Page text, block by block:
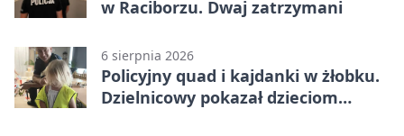
w Raciborzu. Dwaj zatrzymani
6 sierpnia 2026
Policyjny quad i kajdanki w żłobku.
Dzielnicowy pokazał dzieciom